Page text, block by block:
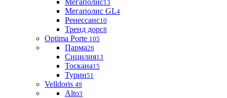
Мегаполис13
Мегаполис GL4
Ренессанс10
Тренд дорс8
Optima Porte 105
Парма26
Сицилия13
Тоскана15
Турин51
Velldoris 49
Alto3